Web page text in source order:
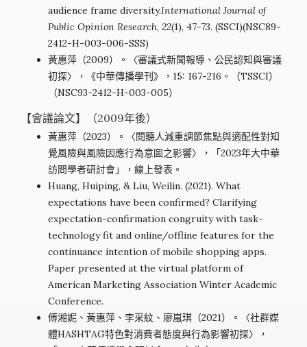
audience frame diversity.International Journal of
Public Opinion Research, 22(1), 47-73. (SSCI)(NSC89-
2412-H-003-006-SSS)
黃惠萍（2009）。〈審議式新聞報導、公民認知與審議
初探〉，《中華傳播學刊》，15: 167-216。（TSSCI）
（NSC93-2412-H-003-005）
【會議論文】（2009年後）
黃惠萍（2023）。〈閱聽人減重調節焦點與適配性對知
覺風險與風險因應行為意圖之影響〉，「2023年大中華
訪問學者研討會」，線上發表。
Huang, Huiping, & Liu, Weilin. (2021). What
expectations have been confirmed? Clarifying
expectation-confirmation congruity with task-
technology fit and online/offline features for the
continuance intention of mobile shopping apps.
Paper presented at the virtual platform of
American Marketing Association Winter Academic
Conference.
傅湘妮、黃惠萍、李采紋、廖嵐琪（2021）。〈社群媒
體HASHTAG特色對消費者態度與行為影響初探〉，